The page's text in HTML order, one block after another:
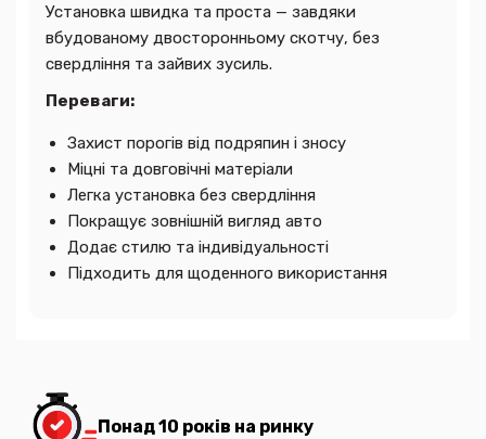
Установка швидка та проста — завдяки
вбудованому двосторонньому скотчу, без
свердління та зайвих зусиль.
Переваги:
Захист порогів від подряпин і зносу
Міцні та довговічні матеріали
Легка установка без свердління
Покращує зовнішній вигляд авто
Додає стилю та індивідуальності
Підходить для щоденного використання
Понад 10 років на ринку